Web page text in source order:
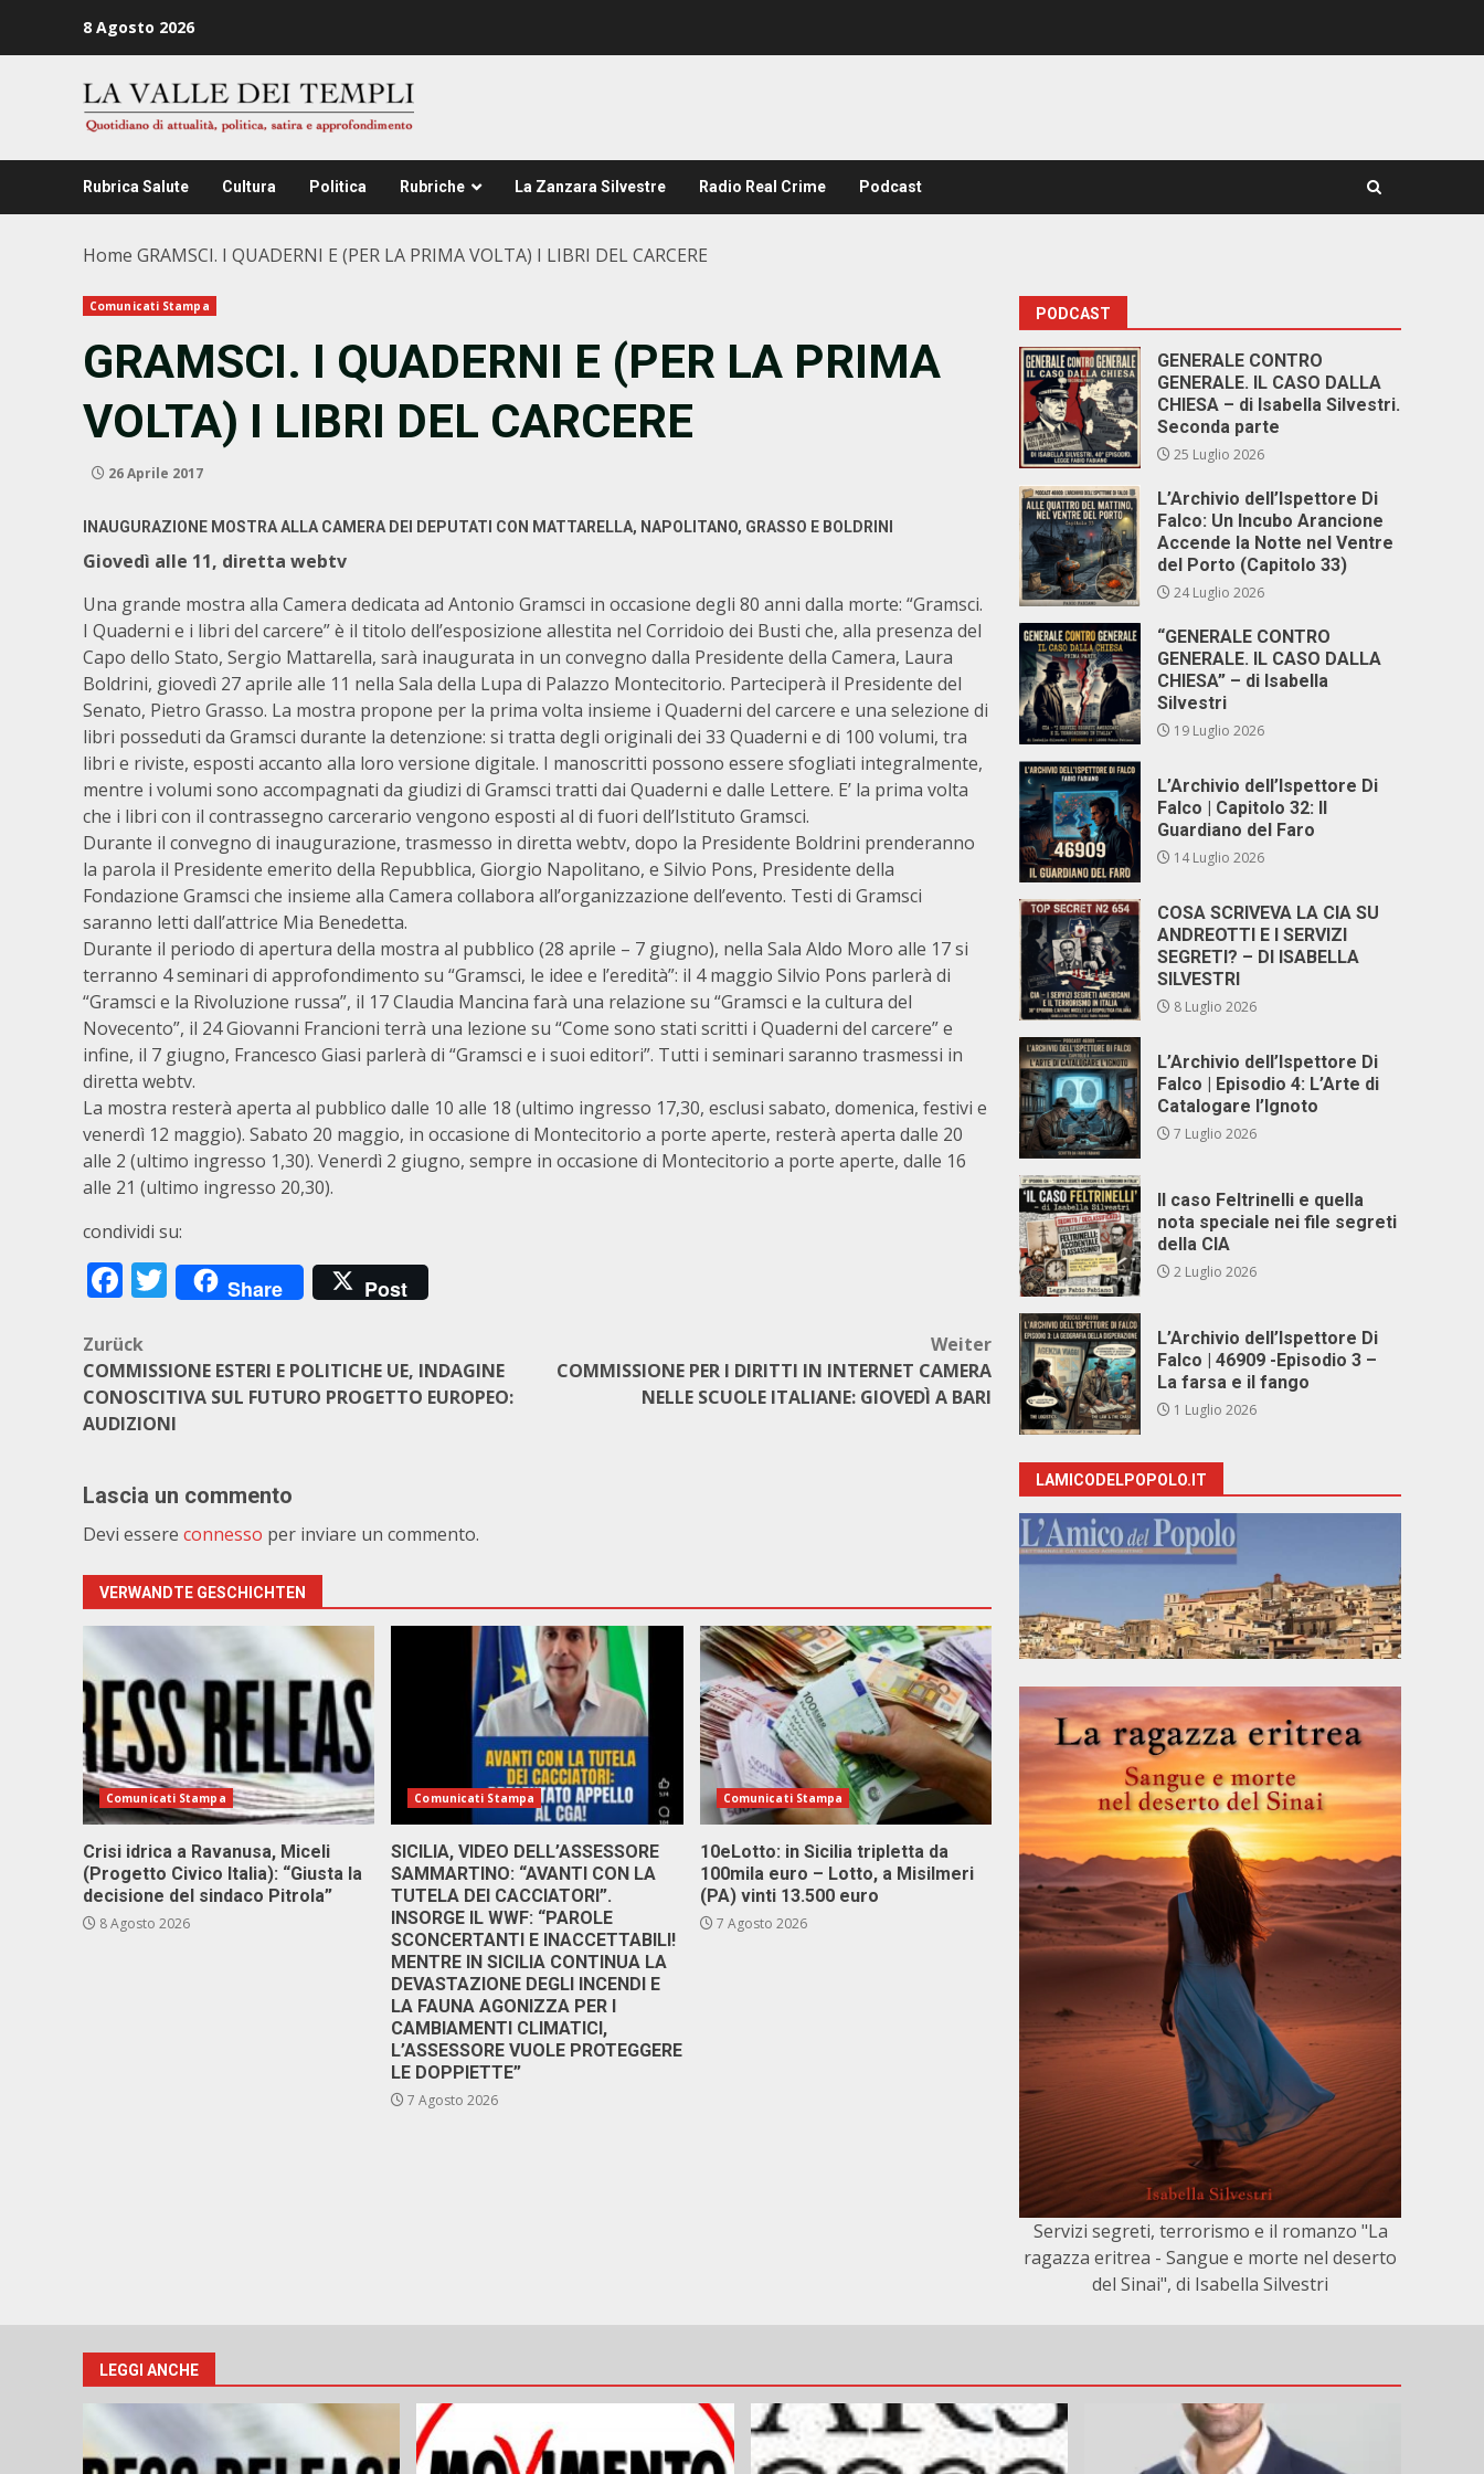
8 Agosto 2026
Rubrica Salute Cultura Politica Rubriche La Zanzara Silvestre Radio Real Crime Podcast
Home GRAMSCI. I QUADERNI E (PER LA PRIMA VOLTA) I LIBRI DEL CARCERE
Comunicati Stampa
GRAMSCI. I QUADERNI E (PER LA PRIMA
VOLTA) I LIBRI DEL CARCERE
26 Aprile 2017
INAUGURAZIONE MOSTRA ALLA CAMERA DEI DEPUTATI CON MATTARELLA, NAPOLITANO, GRASSO E BOLDRINI
Giovedì alle 11, diretta webtv
Una grande mostra alla Camera dedicata ad Antonio Gramsci in occasione degli 80 anni dalla morte: “Gramsci.
I Quaderni e i libri del carcere” è il titolo dell’esposizione allestita nel Corridoio dei Busti che, alla presenza del
Capo dello Stato, Sergio Mattarella, sarà inaugurata in un convegno dalla Presidente della Camera, Laura
Boldrini, giovedì 27 aprile alle 11 nella Sala della Lupa di Palazzo Montecitorio. Parteciperà il Presidente del
Senato, Pietro Grasso. La mostra propone per la prima volta insieme i Quaderni del carcere e una selezione di
libri posseduti da Gramsci durante la detenzione: si tratta degli originali dei 33 Quaderni e di 100 volumi, tra
libri e riviste, esposti accanto alla loro versione digitale. I manoscritti possono essere sfogliati integralmente,
mentre i volumi sono accompagnati da giudizi di Gramsci tratti dai Quaderni e dalle Lettere. E’ la prima volta
che i libri con il contrassegno carcerario vengono esposti al di fuori dell’Istituto Gramsci.
Durante il convegno di inaugurazione, trasmesso in diretta webtv, dopo la Presidente Boldrini prenderanno
la parola il Presidente emerito della Repubblica, Giorgio Napolitano, e Silvio Pons, Presidente della
Fondazione Gramsci che insieme alla Camera collabora all’organizzazione dell’evento. Testi di Gramsci
saranno letti dall’attrice Mia Benedetta.
Durante il periodo di apertura della mostra al pubblico (28 aprile – 7 giugno), nella Sala Aldo Moro alle 17 si
terranno 4 seminari di approfondimento su “Gramsci, le idee e l’eredità”: il 4 maggio Silvio Pons parlerà di
“Gramsci e la Rivoluzione russa”, il 17 Claudia Mancina farà una relazione su “Gramsci e la cultura del
Novecento”, il 24 Giovanni Francioni terrà una lezione su “Come sono stati scritti i Quaderni del carcere” e
infine, il 7 giugno, Francesco Giasi parlerà di “Gramsci e i suoi editori”. Tutti i seminari saranno trasmessi in
diretta webtv.
La mostra resterà aperta al pubblico dalle 10 alle 18 (ultimo ingresso 17,30, esclusi sabato, domenica, festivi e
venerdì 12 maggio). Sabato 20 maggio, in occasione di Montecitorio a porte aperte, resterà aperta dalle 20
alle 2 (ultimo ingresso 1,30). Venerdì 2 giugno, sempre in occasione di Montecitorio a porte aperte, dalle 16
alle 21 (ultimo ingresso 20,30).
condividi su:
Facebook
Twitter
Share Post
Beitragsnavigation
Zurück
COMMISSIONE ESTERI E POLITICHE UE, INDAGINE
CONOSCITIVA SUL FUTURO PROGETTO EUROPEO:
AUDIZIONI
Weiter
COMMISSIONE PER I DIRITTI IN INTERNET CAMERA
NELLE SCUOLE ITALIANE: GIOVEDÌ A BARI
Lascia un commento
Devi essere connesso per inviare un commento.
VERWANDTE GESCHICHTEN
Comunicati Stampa
Crisi idrica a Ravanusa, Miceli
(Progetto Civico Italia): “Giusta la
decisione del sindaco Pitrola”
8 Agosto 2026
Comunicati Stampa
SICILIA, VIDEO DELL’ASSESSORE
SAMMARTINO: “AVANTI CON LA
TUTELA DEI CACCIATORI”.
INSORGE IL WWF: “PAROLE
SCONCERTANTI E INACCETTABILI!
MENTRE IN SICILIA CONTINUA LA
DEVASTAZIONE DEGLI INCENDI E
LA FAUNA AGONIZZA PER I
CAMBIAMENTI CLIMATICI,
L’ASSESSORE VUOLE PROTEGGERE
LE DOPPIETTE”
7 Agosto 2026
Comunicati Stampa
10eLotto: in Sicilia tripletta da
100mila euro – Lotto, a Misilmeri
(PA) vinti 13.500 euro
7 Agosto 2026
PODCAST
GENERALE CONTRO
GENERALE. IL CASO DALLA
CHIESA – di Isabella Silvestri.
Seconda parte
25 Luglio 2026
L’Archivio dell’Ispettore Di
Falco: Un Incubo Arancione
Accende la Notte nel Ventre
del Porto (Capitolo 33)
24 Luglio 2026
“GENERALE CONTRO
GENERALE. IL CASO DALLA
CHIESA” – di Isabella
Silvestri
19 Luglio 2026
L’Archivio dell’Ispettore Di
Falco | Capitolo 32: Il
Guardiano del Faro
14 Luglio 2026
COSA SCRIVEVA LA CIA SU
ANDREOTTI E I SERVIZI
SEGRETI? – DI ISABELLA
SILVESTRI
8 Luglio 2026
L’Archivio dell’Ispettore Di
Falco | Episodio 4: L’Arte di
Catalogare l’Ignoto
7 Luglio 2026
Il caso Feltrinelli e quella
nota speciale nei file segreti
della CIA
2 Luglio 2026
L’Archivio dell’Ispettore Di
Falco | 46909 -Episodio 3 –
La farsa e il fango
1 Luglio 2026
LAMICODELPOPOLO.IT
Servizi segreti, terrorismo e il romanzo "La
ragazza eritrea - Sangue e morte nel deserto
del Sinai", di Isabella Silvestri
LEGGI ANCHE